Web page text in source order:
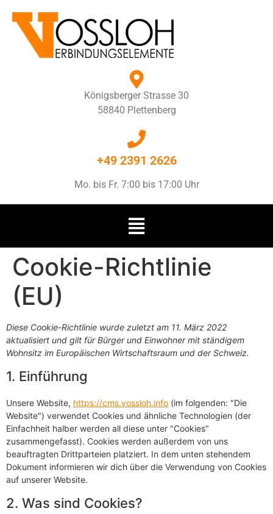
Königsberger Strasse 30
58840 Plettenberg
+49 2391 2626
Mo. bis Fr. 7:00 bis 17:00 Uhr
Cookie-Richtlinie
(EU)
Diese Cookie-Richtlinie wurde zuletzt am 11. März 2022
aktualisiert und gilt für Bürger und Einwohner mit ständigem
Wohnsitz im Europäischen Wirtschaftsraum und der Schweiz.
1. Einführung
Unsere Website, https://cms.vossloh.info (im folgenden: "Die
Website") verwendet Cookies und ähnliche Technologien (der
Einfachheit halber werden all diese unter "Cookies"
zusammengefasst). Cookies werden außerdem von uns
beauftragten Drittparteien platziert. In dem unten stehendem
Dokument informieren wir dich über die Verwendung von Cookies
auf unserer Website.
2. Was sind Cookies?